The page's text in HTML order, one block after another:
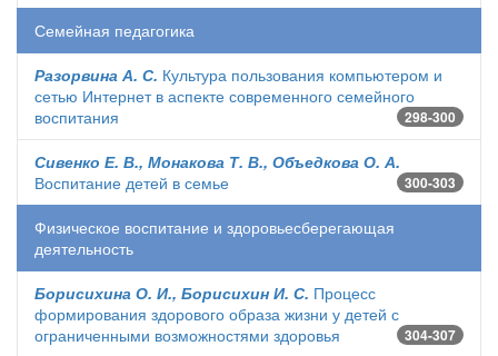
Семейная педагогика
Разорвина А. С. Культура пользования компьютером и
сетью Интернет в аспекте современного семейного
воспитания
298-300
Сивенко Е. В., Монакова Т. В., Объедкова О. А.
Воспитание детей в семье
300-303
Физическое воспитание и здоровьесберегающая
деятельность
Борисихина О. И., Борисихин И. С. Процесс
формирования здорового образа жизни у детей с
ограниченными возможностями здоровья
304-307